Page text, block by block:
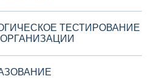
ТЕСТИРОВАНИЕ